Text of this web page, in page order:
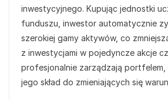
inwestycyjnego. Kupując jednostki
funduszu, inwestor automatycznie
szerokiej gamy aktywów, co
z inwestycjami w pojedyncze akcje
profesjonalnie zarządzają
jego skład do zmieniających się